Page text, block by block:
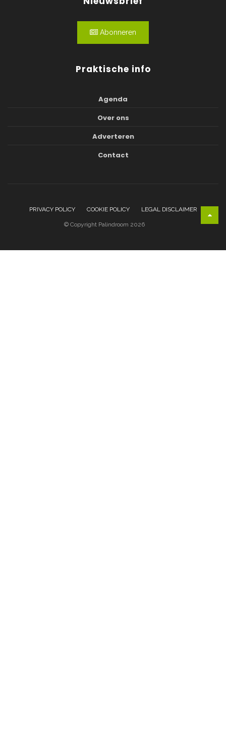
Abonneren
Praktische info
Agenda
Over ons
Adverteren
Contact
PRIVACY POLICY COOKIE POLICY LEGAL DISCLAIMER
© Copyright Palindroom 2026